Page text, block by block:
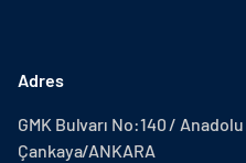
Adres
GMK Bulvarı No:140 /
Çankaya/ANKARA